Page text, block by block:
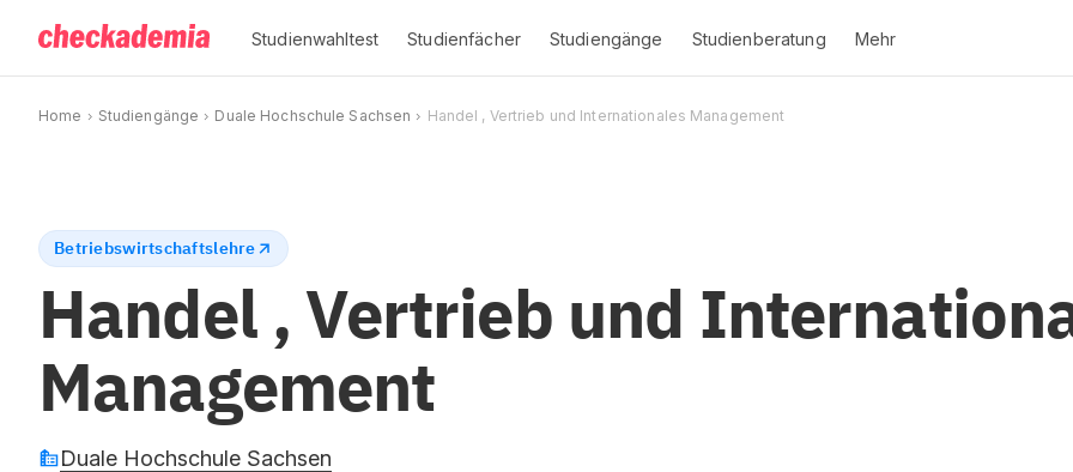
Studienwahltest Studienfächer Studiengänge Studienberatung Mehr
Home Studiengänge Duale Hochschule Sachsen Handel , Vertrieb und Internationales Management
Betriebswirtschaftslehre
Handel , Vertrieb und
Management
Duale Hochschule Sachsen